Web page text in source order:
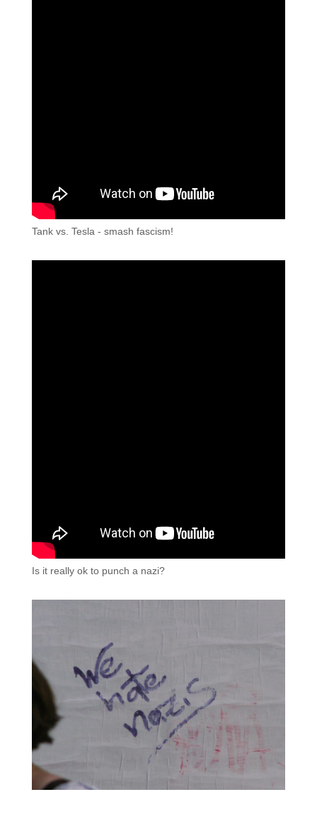
Tank vs. Tesla - smash fascism!
Is it really ok to punch a nazi?